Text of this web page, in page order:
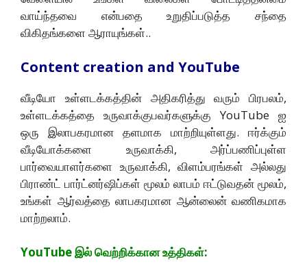
வாய்ந்தவை என்பதை உறுதிப்படுத்த சந்தை
விகிதங்களை ஆராயுங்கள்..
Content creation and YouTube
வீடியோ உள்ளடக்கத்தின் அதிகரித்து வரும் பிரபலம்,
உள்ளடக்கத்தை உருவாக்குபவர்களுக்கு YouTube ஐ
ஒரு இலாபகரமான தளமாக மாற்றியுள்ளது. ஈர்க்கும்
வீடியோக்களை உருவாக்கி, அர்ப்பணிப்புள்ள
பார்வையாளர்களை உருவாக்கி, விளம்பரங்கள் அல்லது
பிராண்ட் பார்ட்னர்ஷிப்கள் மூலம் லாபம் ஈட்டுவதன் மூலம்,
உங்கள் ஆர்வத்தை லாபகரமான ஆன்லைன் வணிகமாக
மாற்றலாம்.
YouTube இல் வெற்றிக்கான உத்திகள்: